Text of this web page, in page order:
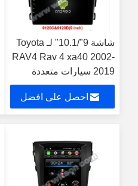
شاشة 9"/10.1" لـ Toyota
RAV4 Rav 4 xa40 2002-
2019 سيارات متعددة
الوسائط ستيريو
احصل على افضل